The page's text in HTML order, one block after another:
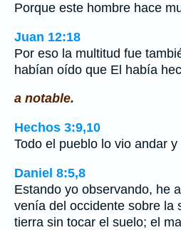
Porque este hombre hace
Juan 12:18
Por eso la multitud fue
habían oído que El había
a notable.
Hechos 3:9,10
Todo el pueblo lo vio andar
Daniel 8:5,8
Estando yo observando, he
venía del occidente sobre la
tierra sin tocar el suelo; el